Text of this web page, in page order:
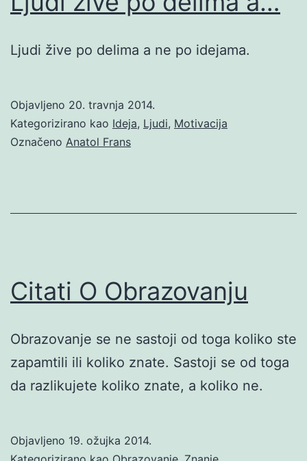
Ljudi žive po delima a ne po idejama.
Objavljeno 20. travnja 2014.
Kategorizirano kao Ideja, Ljudi, Motivacija
Označeno Anatol Frans
Citati O Obrazovanju
Obrazovanje se ne sastoji od toga koliko ste
zapamtili ili koliko znate. Sastoji se od toga
da razlikujete koliko znate, a koliko ne.
Objavljeno 19. ožujka 2014.